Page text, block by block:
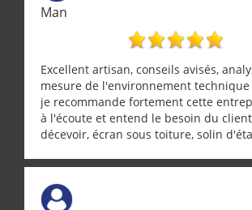
Man
Excellent artisan, conseils avisés,
mesure de l'environnement
je recommande fortement cette
à l'écoute et entend le besoin du
décevoir, écran sous toiture, solin
récupérateur d'eau, tout a été
œuvre sans besoin d'y revenir.